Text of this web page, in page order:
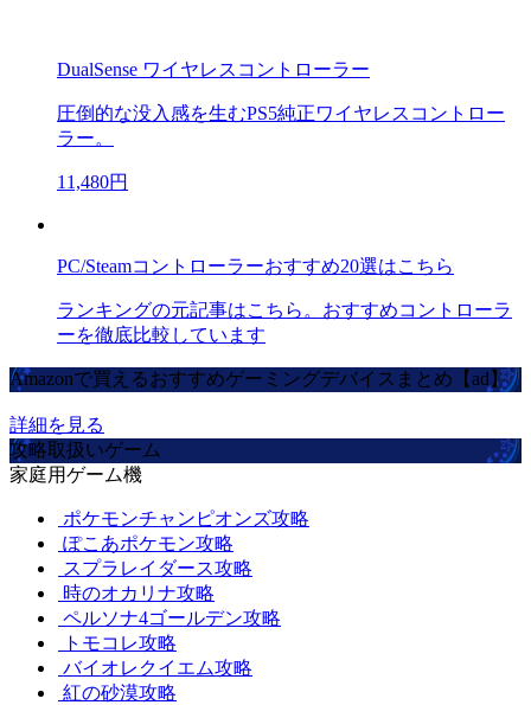
DualSense ワイヤレスコントローラー
圧倒的な没入感を生むPS5純正ワイヤレスコントロー
ラー。
11,480円
PC/Steamコントローラーおすすめ20選はこちら
ランキングの元記事はこちら。おすすめコントローラ
ーを徹底比較しています
Amazonで買えるおすすめゲーミングデバイスまとめ【ad】
詳細を見る
攻略取扱いゲーム
家庭用ゲーム機
ポケモンチャンピオンズ攻略
ぽこあポケモン攻略
スプラレイダース攻略
時のオカリナ攻略
ペルソナ4ゴールデン攻略
トモコレ攻略
バイオレクイエム攻略
紅の砂漠攻略